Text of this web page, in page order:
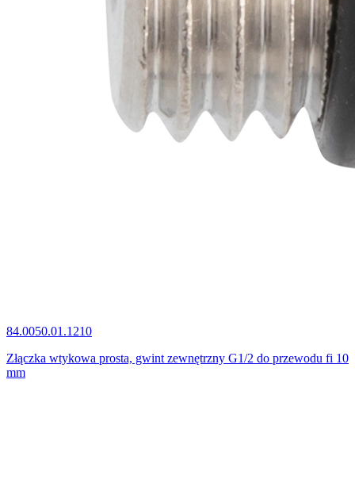
84.0050.01.1210
Złączka wtykowa prosta, gwint zewnętrzny G1/2 do przewodu fi 10
mm